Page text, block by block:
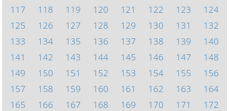
117
118 119 120 121 122 123
124
125
126 127 128 129 130 131
132
133
134 135 136 137 138 139
140
141
142 143 144 145 146 147
148
149
150 151 152 153 154 155
156
157
158 159 160 161 162 163
164
165
166 167 168 169 170 171
172